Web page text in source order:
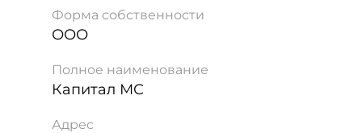
Форма собственности
ООО
Полное наименование
Капитал МС
Адрес